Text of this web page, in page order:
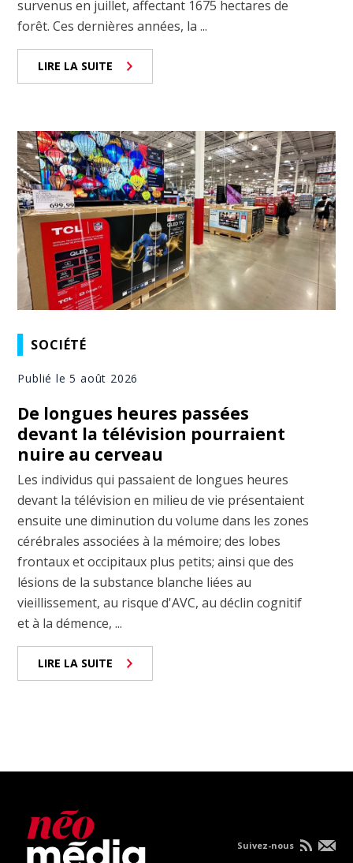
survenus en juillet, affectant 1675 hectares de
forêt. Ces dernières années, la ...
LIRE LA SUITE
SOCIÉTÉ
Publié le 5 août 2026
De longues heures passées
devant la télévision pourraient
nuire au cerveau
Les individus qui passaient de longues heures
devant la télévision en milieu de vie présentaient
ensuite une diminution du volume dans les zones
cérébrales associées à la mémoire; des lobes
frontaux et occipitaux plus petits; ainsi que des
lésions de la substance blanche liées au
vieillissement, au risque d'AVC, au déclin cognitif
et à la démence, ...
LIRE LA SUITE
Suivez-nous